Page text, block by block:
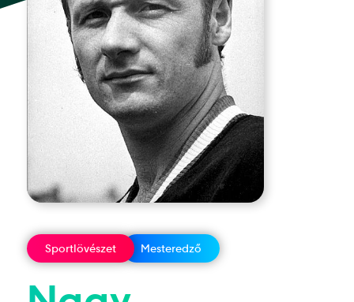
Sportlövészet Mesteredző